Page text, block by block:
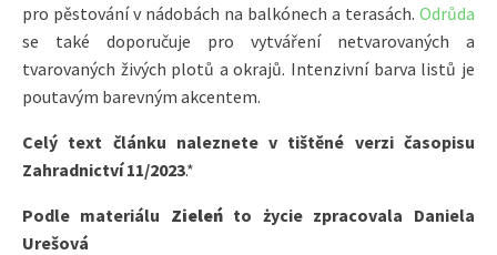
pro pěstování v nádobách na balkónech a terasách. Odrůda
se také doporučuje pro vytváření netvarovaných a
tvarovaných živých plotů a okrajů. Intenzivní barva listů je
poutavým barevným akcentem.
Celý text článku naleznete v tištěné verzi časopisu
Zahradnictví 11/2023.*
Podle materiálu Zieleń to życie zpracovala Daniela
Urešová